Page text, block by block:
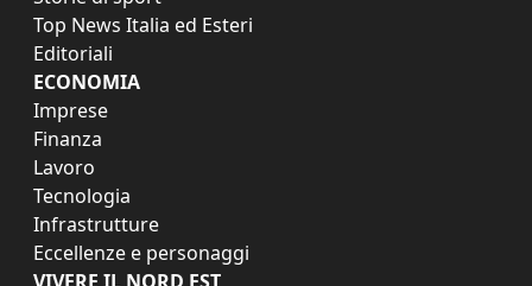
Top News Italia ed Esteri
Editoriali
ECONOMIA
Imprese
Finanza
Lavoro
Tecnologia
Infrastrutture
Eccellenze e personaggi